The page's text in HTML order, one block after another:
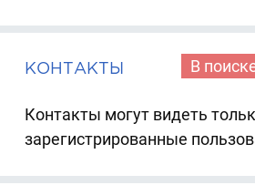
КОНТАКТЫ В
Контакты могут видеть
зарегистрированные